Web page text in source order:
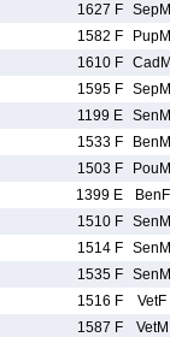
1627 F SepM
1582 F
PupM
1610 F
1595 F SepM
1199 E SenM
1533 F
BenM
1503 F
PouM
1399 E
BenF
1510 F SenM
1514 F SenM
1535 F SenM
1516 F
VetF
1587 F
VetM